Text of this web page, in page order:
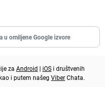
u omiljene Google izvore
za Android | iOS i društvenih
i putem našeg ViberChata.